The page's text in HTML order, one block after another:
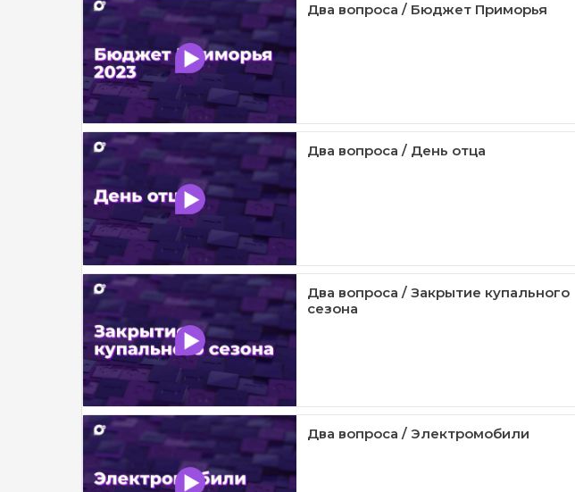
Два вопроса / Бюджет Приморья
Два вопроса / День отца
Два вопроса / Закрытие купального
сезона
Два вопроса / Электромобили